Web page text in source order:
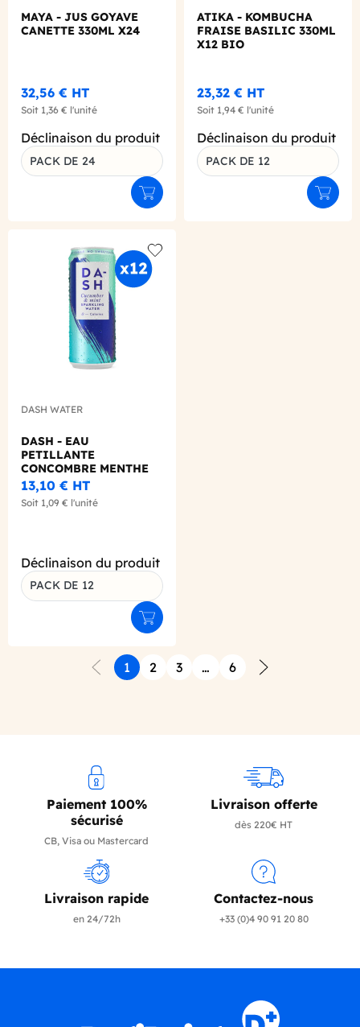
MAYA - JUS GOYAVE
CANETTE 330ML X24
32,56 € HT
Soit 1,36 € l'unité
Déclinaison du produit
PACK DE 24
Ajouter au panier
ATIKA - KOMBUCHA
FRAISE BASILIC 330ML
X12 BIO
23,32 € HT
Soit 1,94 € l'unité
Déclinaison du produit
PACK DE 12
Add to wishlist
DASH WATER
DASH - EAU
PETILLANTE
CONCOMBRE MENTHE
CANETTE ALU 330ML
X12
13,10 € HT
Soit 1,09 € l'unité
Déclinaison du produit
PACK DE 12
Ajouter au panier
Précédent
1 2 3 …
6
Paiement 100%
sécurisé
CB, Visa ou Mastercard
Livraison offerte
dès 220€ HT
Livraison rapide
en 24/72h
Contactez-nous
+33 (0)4 90 91 20 80